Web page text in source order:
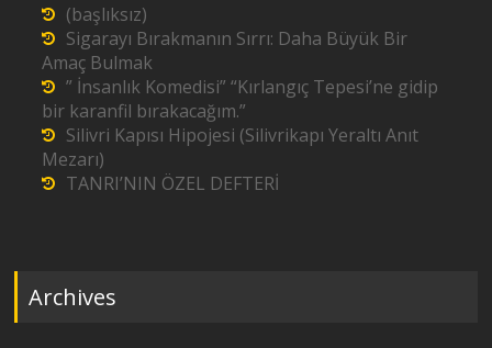
(başlıksız)
Sigarayı Bırakmanın Sırrı: Daha Büyük Bir
Amaç Bulmak
” İnsanlık Komedisi” “Kırlangıç Tepesi’ne gidip
bir karanfil bırakacağım.”
Silivri Kapısı Hipojesi (Silivrikapı Yeraltı Anıt
Mezarı)
TANRI’NIN ÖZEL DEFTERİ
Archives